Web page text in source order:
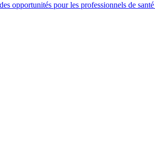
opportunités pour les professionnels de santé